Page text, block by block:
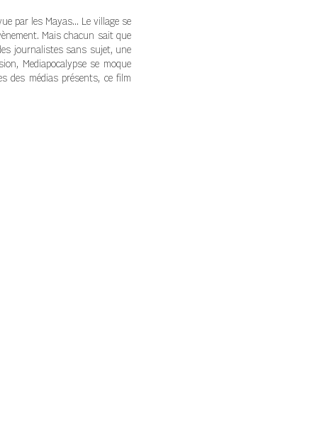
par les Mayas... Le village se
Mais chacun sait que
journalistes sans sujet, une
Mediapocalypse se moque
des médias présents, ce film